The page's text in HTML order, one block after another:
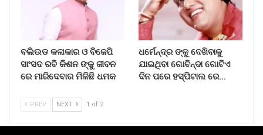
ବଲିଉଡ କଳାକାର ଓ ବିଜେପି
ସାଂସଦ ରବି କିଶନ ଙ୍କୁ ଜୀବନ
ରେ ମାରିଦେବାର ମିଳିଛି ଧମକ
ଧର୍ମେନ୍ଦ୍ର ଙ୍କୁ ଦେଖିବାକୁ
ଯାଇଥିବା ଗୋବିନ୍ଦା ଗୋଟିଏ
ଦିନ ପରେ ହସ୍ପିଟାଲ ରେ…
PREV NEXT 1 of 2